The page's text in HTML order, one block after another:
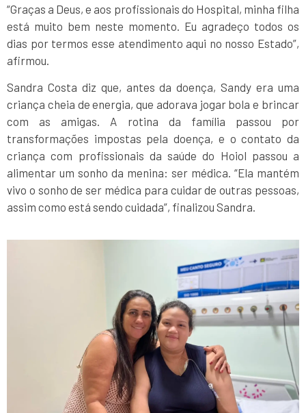
“Graças a Deus, e aos profissionais do Hospital, minha filha
está muito bem neste momento. Eu agradeço todos os
dias por termos esse atendimento aqui no nosso Estado”,
afirmou.
Sandra Costa diz que, antes da doença, Sandy era uma
criança cheia de energia, que adorava jogar bola e brincar
com as amigas. A rotina da família passou por
transformações impostas pela doença, e o contato da
criança com profissionais da saúde do Hoiol passou a
alimentar um sonho da menina: ser médica. “Ela mantém
vivo o sonho de ser médica para cuidar de outras pessoas,
assim como está sendo cuidada”, finalizou Sandra.